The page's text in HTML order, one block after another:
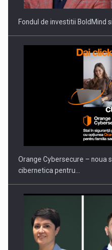
PUTTING ROMANIAN
INTERNATIONAL BUSINESS
Fondul de investitii BoldMind
Orange Cybersecure – noua
cibernetica pentru…